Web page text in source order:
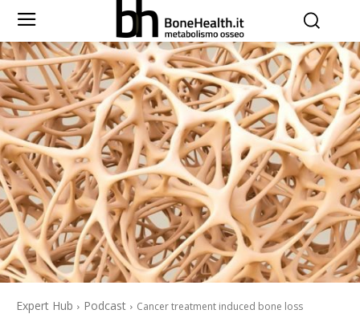
Expert Hub Podcast Cancer treatment induced bone loss